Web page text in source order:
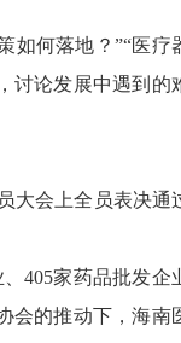
如何落地？”“医疗
讨论发展中遇到的
大会上全员表决通
405家药品批发企
会的推动下，海南